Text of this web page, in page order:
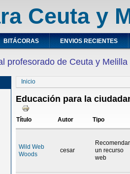
Ceuta y
BITÁCORAS ENVIOS RECIENTES
profesorado de Ceuta y Melilla
Inicio
Educación para la
Título Autor Tipo
Wild Web
Woods
cesar
Recomendar
un recurso
web